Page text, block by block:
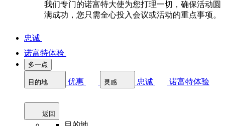
我们专门的诺富特大使为您打理一切，确保活动圆
满成功，您只需全心投入会议或活动的重点事项。
忠诚
诺富特体验
多一点
目的地 优惠 灵感 忠诚 诺富特体验
返回